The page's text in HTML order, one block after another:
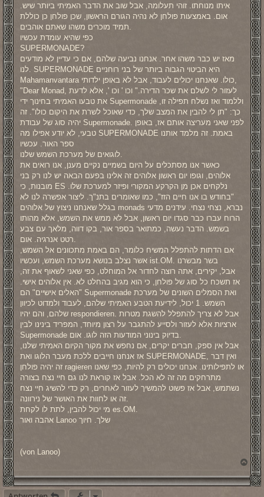
איתו מנוחתו. זוהי תעלומה, אבל שוב את הדבר האמיתי ביותר שיש.
אום. באמצעות פולחן לא נהיה הגורם הראשון, שכן פולחן כן כוללת
כפי שהיא עומדת עכשיו
SUPERMONADE?
מאז יש כבר משהו אחר. אנחנו נביעה שלהם, אם כי עדיין לא מודעים
לנו. SUPERMONADE היא הביטוי הגבוה ביותר של בני רוחניים
Mahamanvantara כולו. שאנחנו יכולים לעבוד, אבל לא באופן ילדותי,
"Dear Monad, לעזור לי לשלם את שכר הדירה." וכו ' וכו ', אלא לדעת
את טבעו האמיתי בחינוך ידי Supermonade וללמוד ואז נשלח תפילה זו,
כך: "תן לי להבין את המצב שלך, כדי שאוכל לשרת את היקום כולו". זה
יהיה סוג של עבודת Supermonade. לפני שאני מעריצה אותם אז, באופן
טבעי, לא יודע אפילו מה SUPERMONADE באמת. זה מלמד אותנו
ספר האור. עכשיו
כאשר אנו מסתכלים על היום בשמיים נקיים מענן, אנו רואים את
אלוהים, וגופו יום ראשון אלוהים זה אלינו בפעם הבאה יש לנו רק בני
מובנות, כי ES נלקחים אכן מן הקרקע המקורי ופיזר למערכת שלו.
"בחודש בו אנו חיים הזז", כמו שאומרים בתנ"ך. ליצור אפשרה לנו לא
בגלל שאנחנו ניצוץ של אלוהים monads נברא, נצחי נצחי. עידנים מדעי
הרוח עברו כבר סגדו יום ראשון, אבל לא ממש את השמש, אלא מהותו
בשמש. הדבר נעשה, כמתואר בספר אור, בקו דווה, מלאך עם צבע
אם הדתות להתפלל המשיח כלומר, הם באמת מתכוונים אל השמש,
אשר נצלב בנושא מערכת השמש, ועכשיו ist.OM. בשר מבשרנו
אבל, יקירים, אתה רוצה לחדור אל המוחלט, כפי שאני לשאוף את זה,
אז תשכח כל סוג של פולחן, כי הוא מגיב בהחלט לא. אין אלוהים אישי.
"האלים אישיים" הם Supermonade ואת הסמלים השונים של מערכת
השמש. 1 יכול, לידיעת הטבע האמיתי שלהם, לעבוד ולמדוט לכיוון
שלהם, והם יהיו respondieren. אבל לא צריך להתפלל להשגת מטרות
ארציות אלא לעזור ולסייע להתגבר על רצון מיוחד, המפריד בינינו לבין
אבל אין ספק, חברים יקרים, אם נחפש את מקור הקיום האמיתי שלנו,
אז אנחנו חייבים ללכת מעבר הלוגו ואת SUPERMONADE, ואין דבר
זה יהיה פולחן ragieren או לתפילותינו. אנחנו יכולים רק להיות, כפי שאנו
מתרחקים מה זה לא הכל. אבל אז קוראת לנו גם חיי נצח בצורה
נשתמש, אבל אז פשוט להמשיך לעזור לאחרים, רק כדי להשיג חיי נצח
מי יכול להבין, לתת לו לקחת es.OM.
אהבה ואור Lanoo שלך. חיוך
(von Lanoo)
N
a
c
h